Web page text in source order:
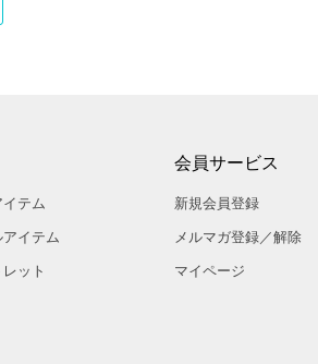
テム
イテム
ット
会員サービス
新規会員登録
メルマガ登録／解除
マイページ